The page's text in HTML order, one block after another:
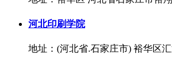
河北印刷学院
地址：(河北省.石家庄市) 裕华区